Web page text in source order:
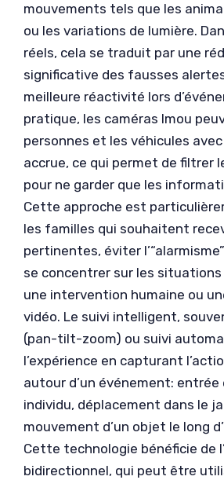
mouvements tels que les
ou les variations de lumière.
réels, cela se traduit par une
significative des fausses
meilleure réactivité lors
pratique, les caméras Imou
personnes et les véhicules
accrue, ce qui permet de filtrer
pour ne garder que les
Cette approche est
les familles qui souhaitent
pertinentes, éviter
se concentrer sur les
une intervention humaine ou
vidéo. Le suivi intelligent,
(pan-tilt-zoom) ou suivi
l’expérience en capturant
autour d’un événement: entrée
individu, déplacement dans le
mouvement d’un objet le long
Cette technologie bénéficie de
bidirectionnel, qui peut être